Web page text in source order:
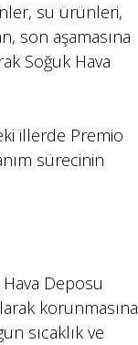
su ürünleri,
son aşamasına
Soğuk Hava
illerde Premio
sürecinin
Deposu
korunmasına
sıcaklık ve